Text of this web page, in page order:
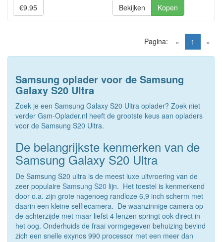
€9.95
Bekijken Kopen
« 1 (current)
»
Pagina:
Samsung oplader voor de Samsung
Galaxy S20 Ultra
Zoek je een Samsung Galaxy S20 Ultra oplader? Zoek niet
verder Gsm-Oplader.nl heeft de grootste keus aan opladers
voor de Samsung S20 Ultra.
De belangrijkste kenmerken van de
Samsung Galaxy S20 Ultra
De Samsung S20 ultra is de meest luxe uitvroering van de
zeer populaire Samsung S20 lijn. Het toestel is kenmerkend
door o.a. zijn grote nagenoeg randloze 6,9 inch scherm met
daarin een kleine selfiecamera. De waanzinnige camera op
de achterzijde met maar liefst 4 lenzen springt ook direct in
het oog. Onderhuids de fraai vormgegeven behuizing bevind
zich een snelle exynos 990 processor met een meer dan